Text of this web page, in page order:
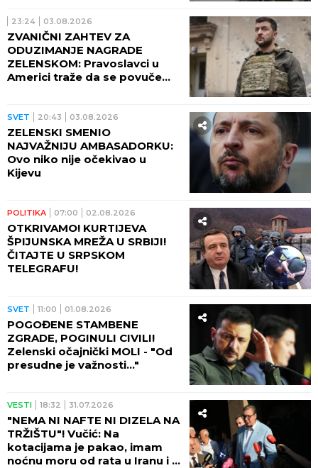
23:24 03.08.2026
ZVANIČNI ZAHTEV ZA
ODUZIMANJE NAGRADE
ZELENSKOM: Pravoslavci u
Americi traže da se povuče
Njujorku
SVET 20:43 03.08.2026
ZELENSKI SMENIO
NAJVAŽNIJU AMBASADORKU:
Ovo niko nije očekivao u
Kijevu
POLITIKA 07:00 02.08.2026
OTKRIVAMO! KURTIJEVA
ŠPIJUNSKA MREŽA U SRBIJI!
ČITAJTE U SRPSKOM
TELEGRAFU!
SVET 11:00 01.08.2026
POGOĐENE STAMBENE
ZGRADE, POGINULI CIVILI!
Zelenski očajnički MOLI - "Od
presudne je važnosti..."
VESTI 18:32 31.07.2026
"NEMA NI NAFTE NI DIZELA NA
TRŽIŠTU"! Vučić: Na
kotacijama je pakao, imam
noćnu moru od rata u Iranu i u